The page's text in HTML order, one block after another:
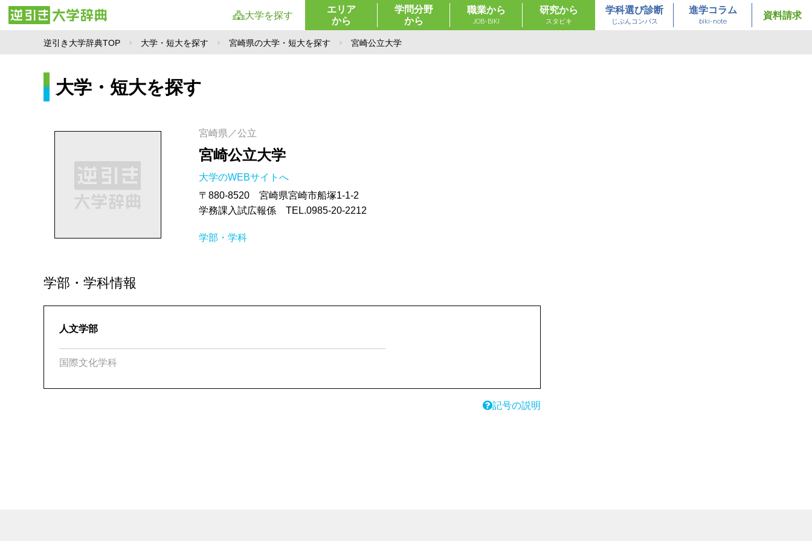
大学を探す
エリア
から
学問分野
から
職業から
JOB-BIKI
研究から
スタビキ
学科選び診断
じぶんコンパス
進学コラム
biki-note
資料請求
逆引き大学辞典TOP 大学・短大を探す 宮崎県の大学・短大を探す 宮崎公立大学
大学・短大を探す
宮崎県／公立
宮崎公立大学
大学のWEBサイトへ
〒880-8520 宮崎県宮崎市船塚1-1-2
学務課入試広報係 TEL.0985-20-2212
学部・学科
学部・学科情報
人文学部
国際文化学科
記号の説明